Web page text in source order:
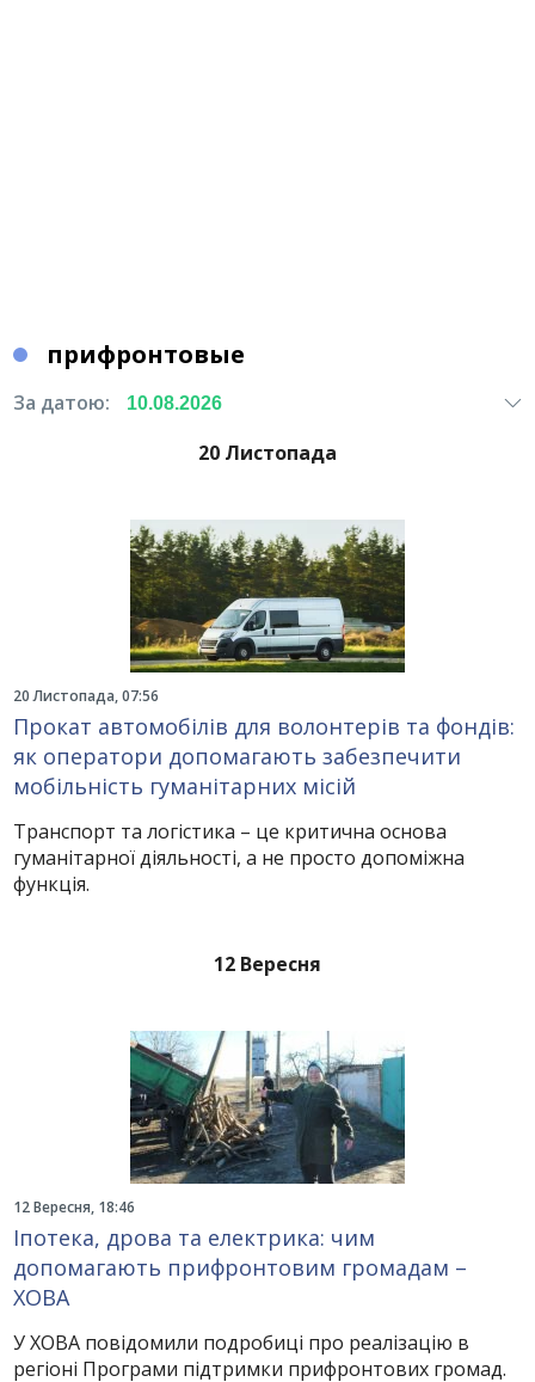
прифронтовые
За датою:
20 Листопада
20 Листопада, 07:56
Прокат автомобілів для волонтерів та фондів:
як оператори допомагають забезпечити
мобільність гуманітарних місій
Транспорт та логістика – це критична основа
гуманітарної діяльності, а не просто допоміжна
функція.
12 Вересня
12 Вересня, 18:46
Іпотека, дрова та електрика: чим
допомагають прифронтовим громадам – ​​
ХОВА
У ХОВА повідомили подробиці про реалізацію в
регіоні Програми підтримки прифронтових громад.